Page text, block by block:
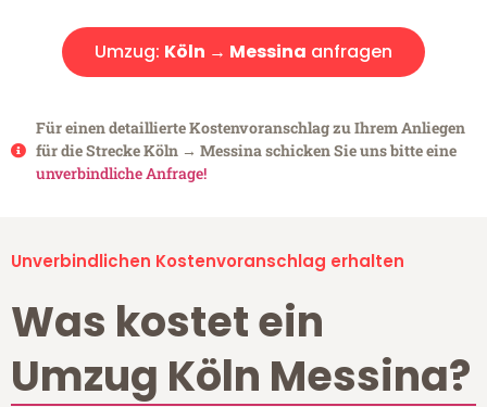
Umzug: Köln → Messina anfragen
Für einen detaillierte Kostenvoranschlag zu Ihrem Anliegen
für die Strecke Köln → Messina schicken Sie uns bitte eine
unverbindliche Anfrage!
Unverbindlichen Kostenvoranschlag erhalten
Was kostet ein
Umzug Köln Messina?